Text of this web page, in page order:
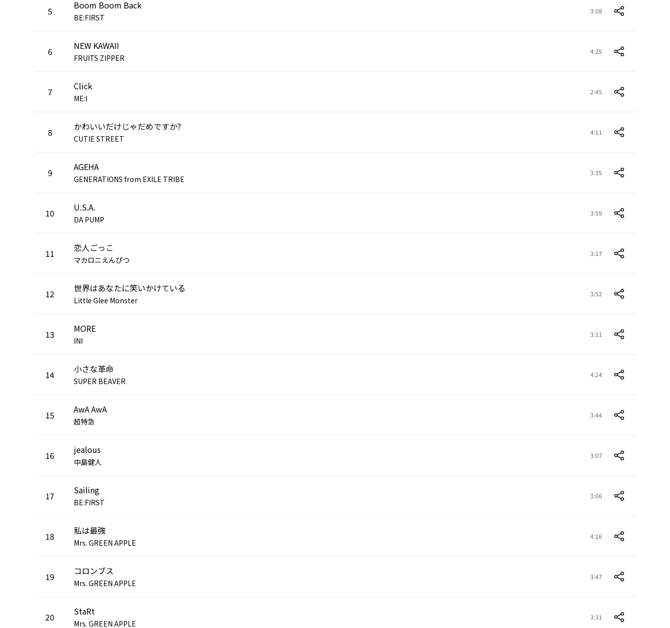
5 Boom Boom Back
BE:FIRST
3:08
6 NEW KAWAII
FRUITS ZIPPER
4:25
7 Click
ME:I
2:45
8 かわいいだけじゃだめですか?
CUTIE STREET
4:11
9 AGEHA
GENERATIONS from EXILE TRIBE
3:35
10 U.S.A.
DA PUMP
3:59
11 恋人ごっこ
マカロニえんぴつ
3:17
12 世界はあなたに笑いかけている
Little Glee Monster
3:52
13 MORE
INI
3:11
14 小さな革命
SUPER BEAVER
4:24
15 AwA AwA
超特急
3:44
16 jealous
中島健人
3:07
17 Sailing
BE:FIRST
3:06
18 私は最強
Mrs. GREEN APPLE
4:16
19 コロンブス
Mrs. GREEN APPLE
3:47
20 StaRt
Mrs. GREEN APPLE
3:31